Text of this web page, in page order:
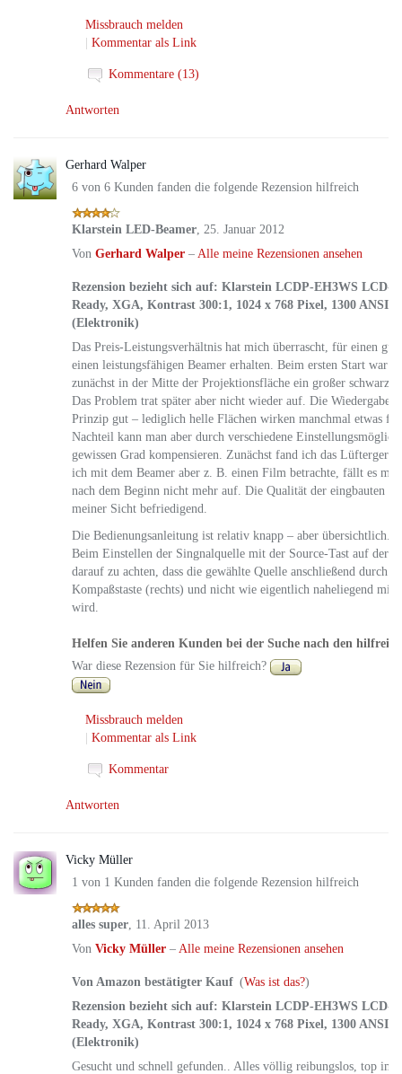
Missbrauch melden
Kommentar als Link
Kommentare (13)
Antworten
Gerhard Walper
6 von 6 Kunden fanden die folgende Rezension hilfreich
Klarstein LED-Beamer, 25. Januar 2012
Von Gerhard Walper – Alle meine Rezensionen ansehen
Rezension bezieht sich auf: Klarstein LCDP-EH3WS LCD-
Ready, XGA, Kontrast 300:1, 1024 x 768 Pixel, 1300 ANSI
(Elektronik)
Das Preis-Leistungsverhältnis hat mich überrascht, für einen
einen leistungsfähigen Beamer erhalten. Beim ersten Start war
zunächst in der Mitte der Projektionsfläche ein großer schwarzer
Das Problem trat später aber nicht wieder auf. Die Wiedergabe
Prinzip gut – lediglich helle Flächen wirken manchmal etwas
Nachteil kann man aber durch verschiedene
gewissen Grad kompensieren. Zunächst fand ich das
ich mit dem Beamer aber z. B. einen Film betrachte, fällt es
nach dem Beginn nicht mehr auf. Die Qualität der eingbauten
meiner Sicht befriedigend.
Die Bedienungsanleitung ist relativ knapp – aber übersichtlich.
Beim Einstellen der Singnalquelle mit der Source-Tast auf der
darauf zu achten, dass die gewählte Quelle anschließend durch
Kompaßstaste (rechts) und nicht wie eigentlich naheliegend mit
wird.
Helfen Sie anderen Kunden bei der Suche nach den
War diese Rezension für Sie hilfreich?
Missbrauch melden
Kommentar als Link
Kommentar
Antworten
Vicky Müller
1 von 1 Kunden fanden die folgende Rezension hilfreich
alles super, 11. April 2013
Von Vicky Müller – Alle meine Rezensionen ansehen
Von Amazon bestätigter Kauf (Was ist das?)
Rezension bezieht sich auf: Klarstein LCDP-EH3WS LCD-
Ready, XGA, Kontrast 300:1, 1024 x 768 Pixel, 1300 ANSI
(Elektronik)
Gesucht und schnell gefunden.. Alles völlig reibungslos, top im